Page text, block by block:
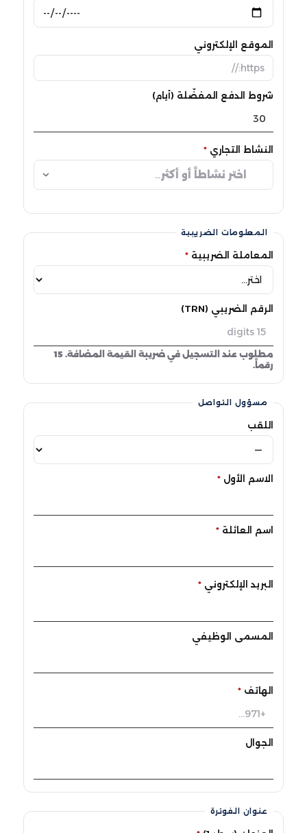
الموقع الإلكتروني
شروط الدفع المفضّلة (أيام)
النشاط التجاري *
اختر نشاطاً أو أكثر…
المعلومات الضريبية
المعاملة الضريبية *
الرقم الضريبي (TRN)
مطلوب عند التسجيل في ضريبة القيمة المضافة. 15
رقماً.
مسؤول التواصل
اللقب
الاسم الأول *
اسم العائلة *
البريد الإلكتروني *
المسمى الوظيفي
الهاتف *
الجوال
عنوان الفوترة